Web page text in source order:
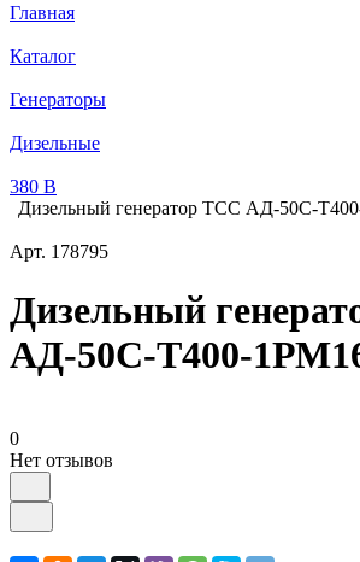
Главная
Каталог
Генераторы
Дизельные
380 В
Дизельный генератор ТСС АД-50С-
Арт. 178795
Дизельный
АД-50С-Т400-
0
Нет отзывов